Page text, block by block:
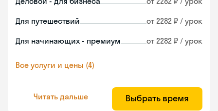
Для путешествий от 2282 ₽ / урок
Для начинающих - премиум от 2282 ₽ / урок
Все услуги и цены (4)
Читать дальше Выбрать время